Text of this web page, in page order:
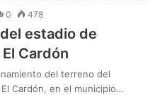
0 478
estadio de
Cardón
del terreno del
Cardón, en el municipio…